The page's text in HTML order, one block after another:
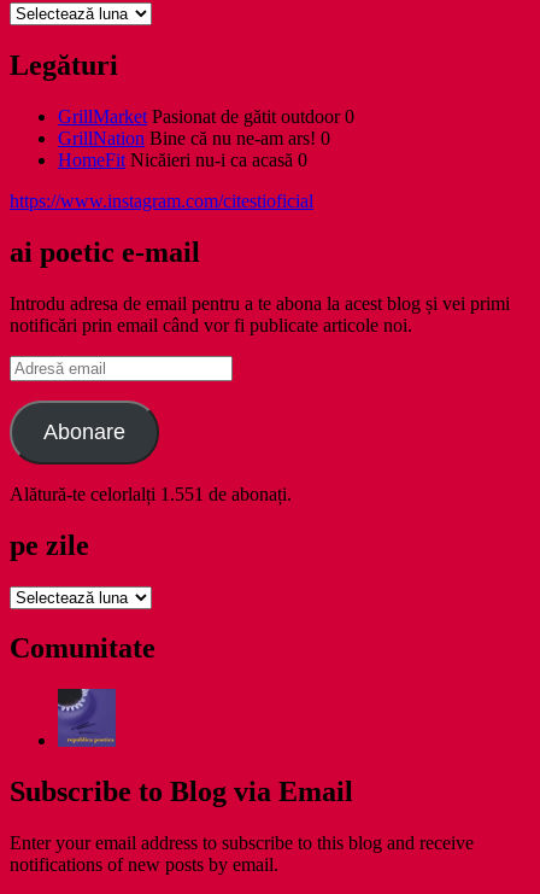
Arhive
Legături
GrillMarket Pasionat de gătit outdoor 0
GrillNation Bine că nu ne-am ars! 0
HomeFit Nicăieri nu-i ca acasă 0
https://www.instagram.com/citestioficial
ai poetic e-mail
Introdu adresa de email pentru a te abona la acest blog și vei primi
notificări prin email când vor fi publicate articole noi.
Adresă
email
Abonare
Alătură-te celorlalți 1.551 de abonați.
pe zile
pe
Comunitate
Subscribe to Blog via Email
Enter your email address to subscribe to this blog and receive
notifications of new posts by email.